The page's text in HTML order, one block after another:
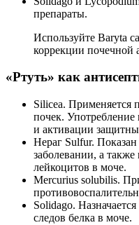
препараты.
Используйте Baryta
коррекции почечной
«Ртуть» как
Silicea. Применяется
почек.
и активации
Нераг Sulfur.
заболевании, а
лейкоцитов в моче.
Mercurius solubilis.
Solidago.
следов белка в моче.